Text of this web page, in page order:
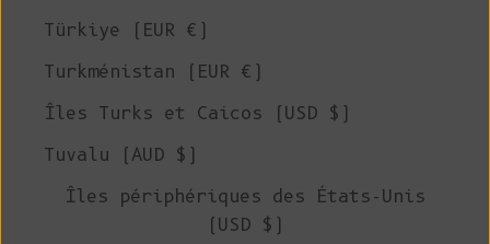
Türkiye (EUR €)
Turkménistan (EUR €)
Îles Turks et Caicos (USD $)
Tuvalu (AUD $)
Îles périphériques des États-Unis
(USD $)